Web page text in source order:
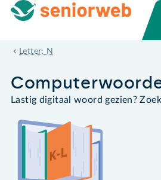
Letter: N
netwerkkaart
Lastig digitaal woord gezien?